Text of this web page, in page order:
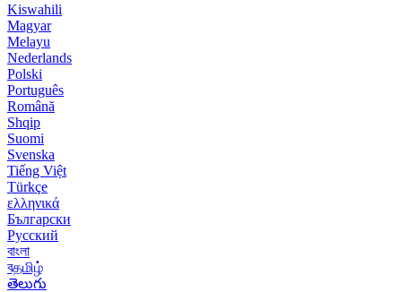
Kiswahili
Magyar
Melayu
Nederlands
Polski
Português
Română
Shqip
Suomi
Svenska
Tiếng Việt
Türkçe
ελληνικά
Български
Русский
বাংলা
বதமிழ்
తెలుగు